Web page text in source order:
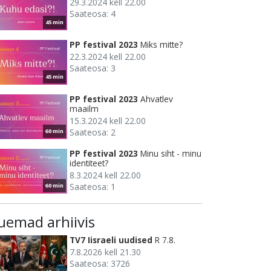
45 min
Saateosa: 4
45 min
PP festival 2023 Miks mitte?
22.3.2024 kell 22.00
Saateosa: 3
60 min
PP festival 2023 Ahvatlev
maailm
15.3.2024 kell 22.00
Saateosa: 2
60 min
PP festival 2023 Minu siht - minu
identiteet?
8.3.2024 kell 22.00
Saateosa: 1
arhiivis
TV7 Iisraeli uudised R 7.8.
7.8.2026 kell 21.30
Saateosa: 3726